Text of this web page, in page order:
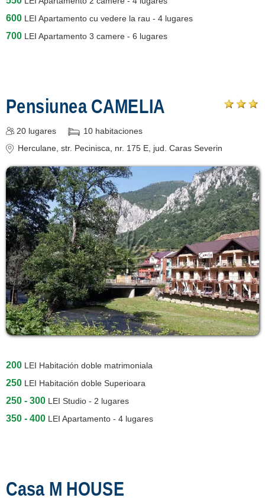
600 LEI Apartamento cu vedere la rau - 4 lugares
700 LEI Apartamento 3 camere - 6 lugares
Pensiunea CAMELIA
20 lugares 10 habitaciones
Herculane, str. Pecinisca, nr. 175 E, jud. Caras Severin
200 LEI Habitación doble matrimoniala
250 LEI Habitación doble Superioara
250 - 300 LEI Studio - 2 lugares
350 - 400 LEI Apartamento - 4 lugares
Casa M HOUSE